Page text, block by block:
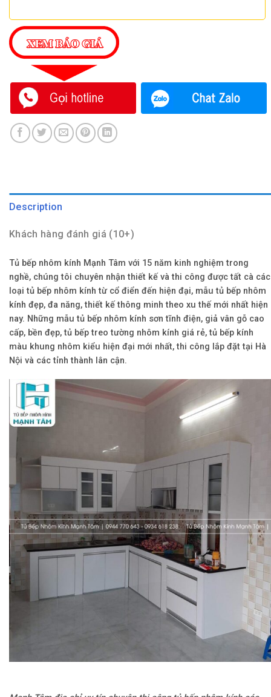
Description
Khách hàng đánh giá (10+)
Tủ bếp nhôm kính Mạnh Tâm với 15 năm kinh nghiệm trong
nghề, chúng tôi chuyên nhận thiết kế và thi công được tất cà các
loại tủ bếp nhôm kính từ cổ điển đến hiện đại, mẫu tủ bếp nhôm
kính đẹp, đa năng, thiết kế thông minh theo xu thế mới nhất hiện
nay. Những mẫu tủ bếp nhôm kính sơn tĩnh điện, giả vân gỗ cao
cấp, bền đẹp, tủ bếp treo tường nhôm kính giá rẻ, tủ bếp kính
màu khung nhôm kiểu hiện đại mới nhất, thi công lắp đặt tại Hà
Nội và các tỉnh thành lân cận.